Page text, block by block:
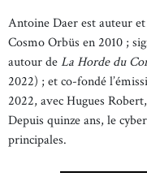
Antoine Daer est auteur
Cosmo Orbüs en 2010 ;
autour deLa Horde du
2022) ; et co-fondé
2022, avec Hugues
Depuis quinze ans, le
principales.